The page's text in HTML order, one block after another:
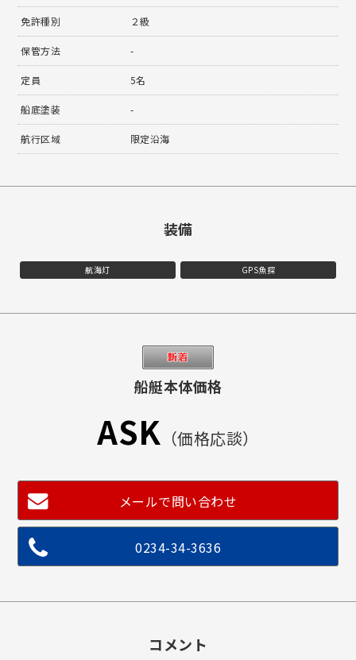
免許種別 ２級
保管方法 -
定員 5名
船底塗装 -
航行区域 限定沿海
装備
航海灯 GPS魚探
船艇本体価格
ASK （価格応談）
メールで問い合わせ
0234-34-3636
コメント